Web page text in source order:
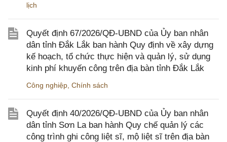
lịch
Quyết định 67/2026/QĐ-UBND của Ủy ban nhân
dân tỉnh Đắk Lắk ban hành Quy định về xây dựng
kế hoạch, tổ chức thực hiện và quản lý, sử dụng
kinh phí khuyến công trên địa bàn tỉnh Đắk Lắk
Công nghiệp Chính sách
Quyết định 40/2026/QĐ-UBND của Ủy ban nhân
dân tỉnh Sơn La ban hành Quy chế quản lý các
công trình ghi công liệt sĩ, mộ liệt sĩ trên địa bàn